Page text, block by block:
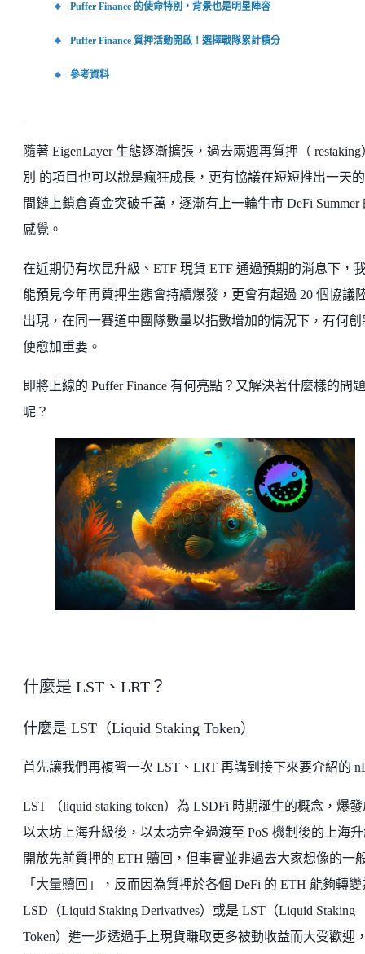
Puffer Finance 的使命特別，背景也是明星陣容
Puffer Finance 質押活動開啟！選擇戰隊累計積分
參考資料
隨著 EigenLayer 生態逐漸擴張，過去兩週再質押（ restaking
別 的項目也可以說是瘋狂成長，更有協議在短短推出一天
間鏈上鎖倉資金突破千萬，逐漸有上一輪牛市 DeFi Summer
感覺。
在近期仍有坎昆升級、ETF 現貨 ETF 通過預期的消息下，
能預見今年再質押生態會持續爆發，更會有超過 20 個協議
出現，在同一賽道中團隊數量以指數增加的情況下，有何創
便愈加重要。
即將上線的 Puffer Finance 有何亮點？又解決著什麼樣的問題
呢？
什麼是 LST、LRT？
什麼是 LST（Liquid Staking Token）
首先讓我們再複習一次 LST、LRT 再講到接下來要介紹的
LST （liquid staking token）為 LSDFi 時期誕生的概念，爆
以太坊上海升級後，以太坊完全過渡至 PoS 機制後的上海
開放先前質押的 ETH 贖回，但事實並非過去大家想像的一
「大量贖回」，反而因為質押於各個 DeFi 的 ETH 能夠轉變
LSD（Liquid Staking Derivatives）或是 LST（Liquid Staking
Token）進一步透過手上現貨賺取更多被動收益而大受歡迎